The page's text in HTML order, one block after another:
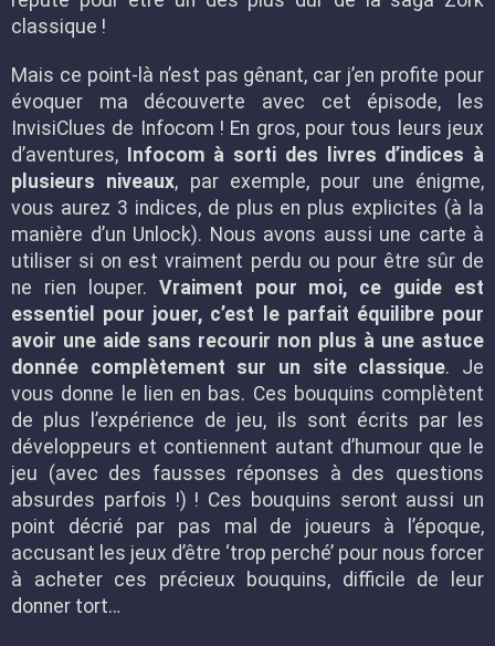
classique !
Mais ce point-là n’est pas gênant, car j’en profite pour
évoquer ma découverte avec cet épisode, les
InvisiClues de Infocom ! En gros, pour tous leurs jeux
d’aventures,
Infocom à sorti des livres d’indices à
plusieurs niveaux, par exemple, pour une énigme,
vous aurez 3 indices, de plus en plus explicites (à la
manière d’un Unlock). Nous avons aussi une carte à
utiliser si on est vraiment perdu ou pour être sûr de
ne rien louper. Vraiment pour moi, ce guide est
essentiel pour jouer, c’est le parfait équilibre pour
avoir une aide sans recourir non plus à une astuce
donnée complètement sur un site classique. Je
vous donne le lien en bas. Ces bouquins complètent
de plus l’expérience de jeu, ils sont écrits par les
développeurs et contiennent autant d’humour que le
jeu (avec des fausses réponses à des questions
absurdes parfois !) ! Ces bouquins seront aussi un
point décrié par pas mal de joueurs à l’époque,
accusant les jeux d’être ‘trop perché’ pour nous forcer
à acheter ces précieux bouquins, difficile de leur
donner tort…